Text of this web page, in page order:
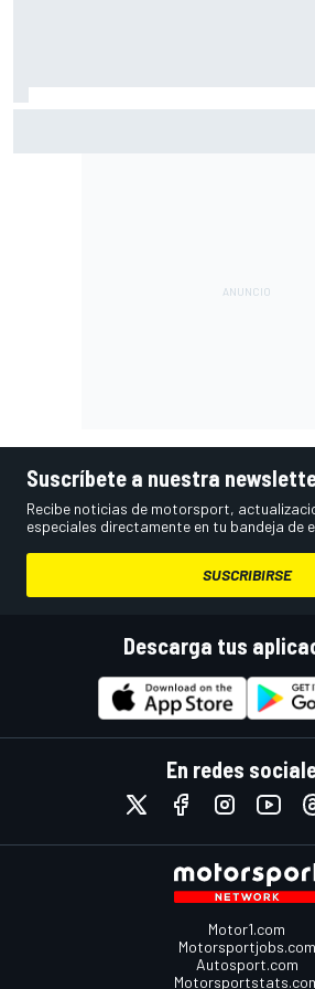
Suscríbete a nuestra
Recibe noticias de motorsport,
especiales directamente en tu bandeja de
SUSCRIBIRSE
Descarga tus
En redes
Motor1.com
Motorsportjobs.com
Autosport.com